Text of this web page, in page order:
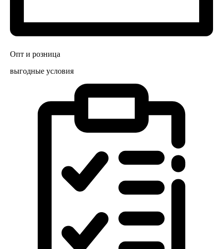
Опт и розница
выгодные условия